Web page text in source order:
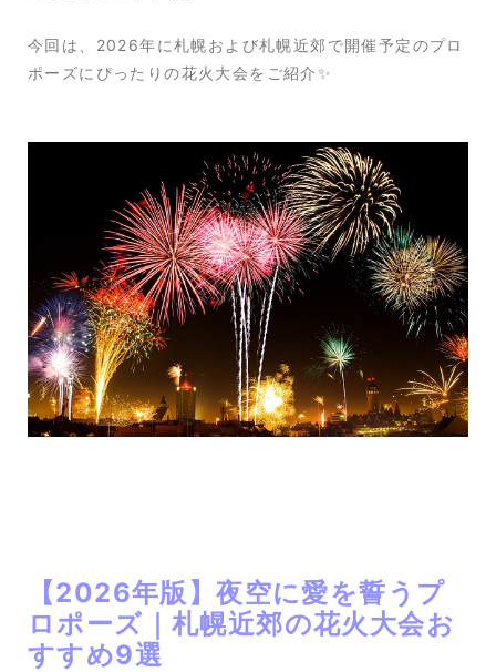
今回は、2026年に札幌および札幌近郊で開催予定のプロ
ポーズにぴったりの花火大会をご紹介✨
【2026年版】夜空に愛を誓うプ
ロポーズ｜札幌近郊の花火大会お
すすめ9選